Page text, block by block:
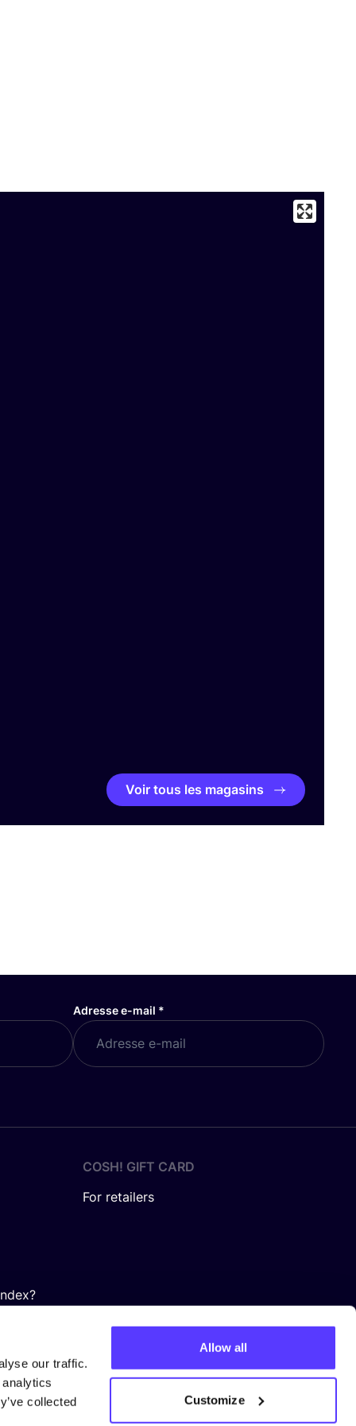
our traffic.
collected
Allow all
Customize
Voir tous les magasins
Adresse e-mail *
COSH! GIFT CARD
For retailers